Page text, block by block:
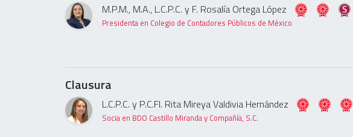
M.P.M., M.A., L.C.P.C. y F. Rosalía Ortega López
Presidenta en Colegio de Contadores Públicos de México
Clausura
L.C.P.C. y P.C.FI. Rita Mireya Valdivia Hernández
Socia en BDO Castillo Miranda y Compañía, S.C.